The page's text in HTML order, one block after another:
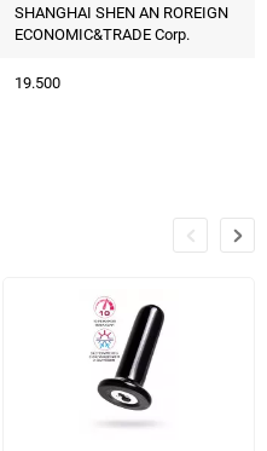
SHANGHAI SHEN AN ROREIGN
ECONOMIC&TRADE Corp.
19.500